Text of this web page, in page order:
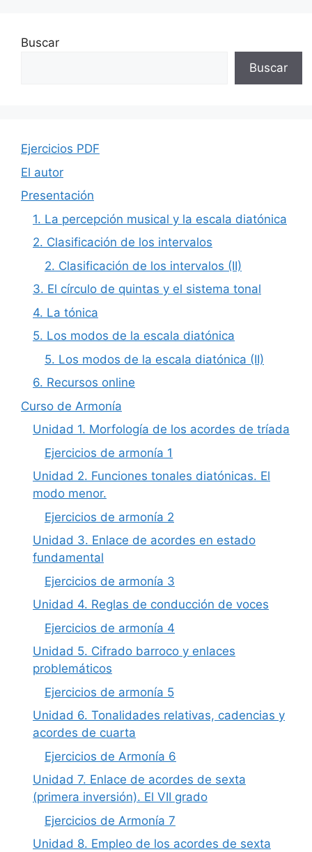
Buscar
Buscar
Ejercicios PDF
El autor
Presentación
1. La percepción musical y la escala diatónica
2. Clasificación de los intervalos
2. Clasificación de los intervalos (II)
3. El círculo de quintas y el sistema tonal
4. La tónica
5. Los modos de la escala diatónica
5. Los modos de la escala diatónica (II)
6. Recursos online
Curso de Armonía
Unidad 1. Morfología de los acordes de tríada
Ejercicios de armonía 1
Unidad 2. Funciones tonales diatónicas. El
modo menor.
Ejercicios de armonía 2
Unidad 3. Enlace de acordes en estado
fundamental
Ejercicios de armonía 3
Unidad 4. Reglas de conducción de voces
Ejercicios de armonía 4
Unidad 5. Cifrado barroco y enlaces
problemáticos
Ejercicios de armonía 5
Unidad 6. Tonalidades relativas, cadencias y
acordes de cuarta
Ejercicios de Armonía 6
Unidad 7. Enlace de acordes de sexta
(primera inversión). El VII grado
Ejercicios de Armonía 7
Unidad 8. Empleo de los acordes de sexta